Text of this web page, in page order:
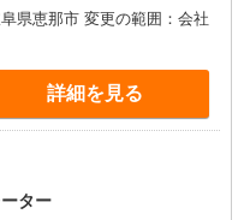
度あり ＜月収例＞ ※
時給1,200円×8時間×22日＝
交通費
県恵那市 変更の範囲：会社
詳細を見る
ター